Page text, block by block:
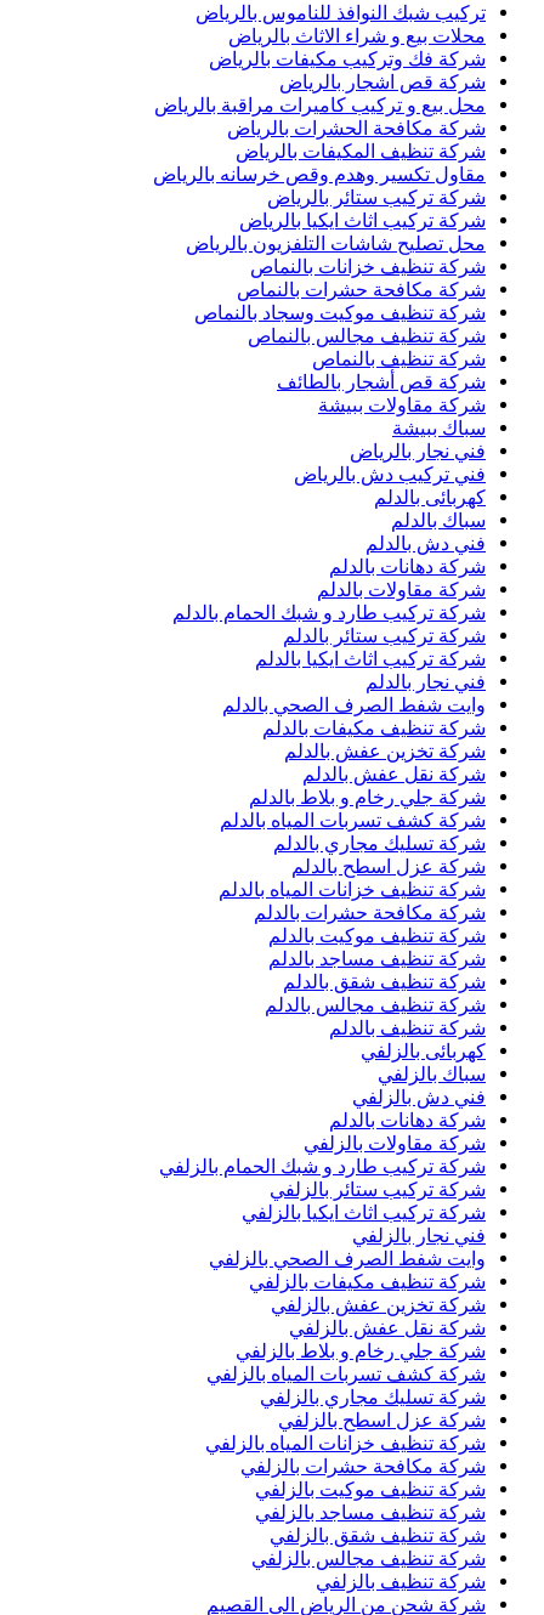
تركيب شبك النوافذ للناموس بالرياض
محلات بيع و شراء الاثاث بالرياض
شركة فك وتركيب مكيفات بالرياض
شركة قص اشجار بالرياض
محل بيع و تركيب كاميرات مراقبة بالرياض
شركة مكافحة الحشرات بالرياض
شركة تنظيف المكيفات بالرياض
مقاول تكسير وهدم وقص خرسانه بالرياض
شركة تركيب ستائر بالرياض
شركة تركيب اثاث ايكيا بالرياض
محل تصليح شاشات التلفزيون بالرياض
شركة تنظيف خزانات بالنماص
شركة مكافحة حشرات بالنماص
شركة تنظيف موكيت وسجاد بالنماص
شركة تنظيف مجالس بالنماص
شركة تنظيف بالنماص
شركة قص أشجار بالطائف
شركة مقاولات ببيشة
سباك ببيشة
فني نجار بالرياض
فني تركيب دش بالرياض
كهربائى بالدلم
سباك بالدلم
فني دش بالدلم
شركة دهانات بالدلم
شركة مقاولات بالدلم
شركة تركيب طارد و شبك الحمام بالدلم
شركة تركيب ستائر بالدلم
شركة تركيب اثاث ايكيا بالدلم
فني نجار بالدلم
وايت شفط الصرف الصحي بالدلم
شركة تنظيف مكيفات بالدلم
شركة تخزين عفش بالدلم
شركة نقل عفش بالدلم
شركة جلي رخام و بلاط بالدلم
شركة كشف تسربات المياه بالدلم
شركة تسليك مجاري بالدلم
شركة عزل اسطح بالدلم
شركة تنظيف خزانات المياه بالدلم
شركة مكافحة حشرات بالدلم
شركة تنظيف موكيت بالدلم
شركة تنظيف مساجد بالدلم
شركة تنظيف شقق بالدلم
شركة تنظيف مجالس بالدلم
شركة تنظيف بالدلم
كهربائى بالزلفي
سباك بالزلفي
فني دش بالزلفي
شركة دهانات بالدلم
شركة مقاولات بالزلفي
شركة تركيب طارد و شبك الحمام بالزلفي
شركة تركيب ستائر بالزلفي
شركة تركيب اثاث ايكيا بالزلفي
فني نجار بالزلفي
وايت شفط الصرف الصحي بالزلفي
شركة تنظيف مكيفات بالزلفي
شركة تخزين عفش بالزلفي
شركة نقل عفش بالزلفي
شركة جلي رخام و بلاط بالزلفي
شركة كشف تسربات المياه بالزلفي
شركة تسليك مجاري بالزلفي
شركة عزل اسطح بالزلفي
شركة تنظيف خزانات المياه بالزلفي
شركة مكافحة حشرات بالزلفي
شركة تنظيف موكيت بالزلفي
شركة تنظيف مساجد بالزلفي
شركة تنظيف شقق بالزلفي
شركة تنظيف مجالس بالزلفي
شركة تنظيف بالزلفي
شركة شحن من الرياض الى القصيم